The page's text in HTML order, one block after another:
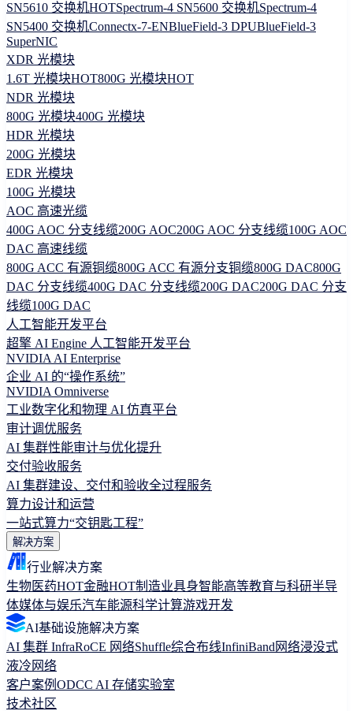
SN5610 交换机HOTSpectrum-4 SN5600 交换机Spectrum-4
SN5400 交换机Connectx-7-ENBlueField-3 DPUBlueField-3
SuperNIC
XDR 光模块
1.6T 光模块HOT800G 光模块HOT
NDR 光模块
800G 光模块400G 光模块
HDR 光模块
200G 光模块
EDR 光模块
100G 光模块
AOC 高速光缆
400G AOC 分支线缆200G AOC200G AOC 分支线缆100G AOC
DAC 高速线缆
800G ACC 有源铜缆800G ACC 有源分支铜缆800G DAC800G
DAC 分支线缆400G DAC 分支线缆200G DAC200G DAC 分支
线缆100G DAC
人工智能开发平台
超擎 AI Engine 人工智能开发平台
NVIDIA AI Enterprise
企业 AI 的“操作系统”
NVIDIA Omniverse
工业数字化和物理 AI 仿真平台
审计调优服务
AI 集群性能审计与优化提升
交付验收服务
AI 集群建设、交付和验收全过程服务
算力设计和运营
一站式算力“交钥匙工程”
解决方案
行业解决方案
生物医药HOT金融HOT制造业具身智能高等教育与科研半导
体媒体与娱乐汽车能源科学计算游戏开发
AI基础设施解决方案
AI 集群 InfraRoCE 网络Shuffle综合布线InfiniBand网络浸没式
液冷网络
客户案例 ODCC AI 存储实验室
技术社区